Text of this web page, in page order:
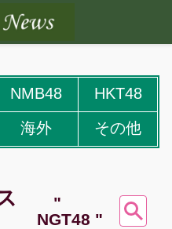
NMB48
HKT48
海外 その他
"
NGT48 "